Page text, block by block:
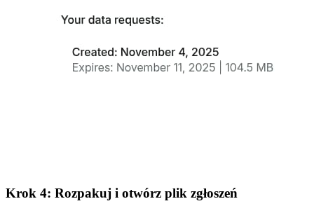
Krok 4: Rozpakuj i otwórz plik zgłoszeń